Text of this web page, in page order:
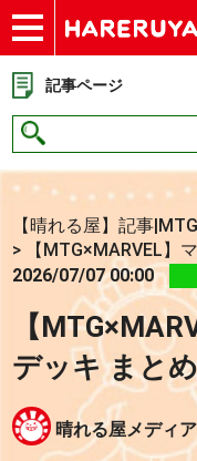
ショップ
買取
記事
デッキ検索
デッキ構築
選手一覧
店舗一覧
イベント
お問い合わせ
記事ページ
【晴れる屋】記事
>
【MTG×MARVEL】
2026/07/07 00:00
【
デッキ まと
晴れる屋メディ